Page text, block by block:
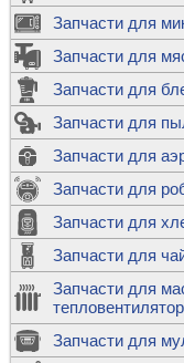
Запчасти для
Запчасти для
Запчасти для
Запчасти для
Запчасти для
Запчасти для
Запчасти для
Запчасти для
Запчасти для
Запчасти для